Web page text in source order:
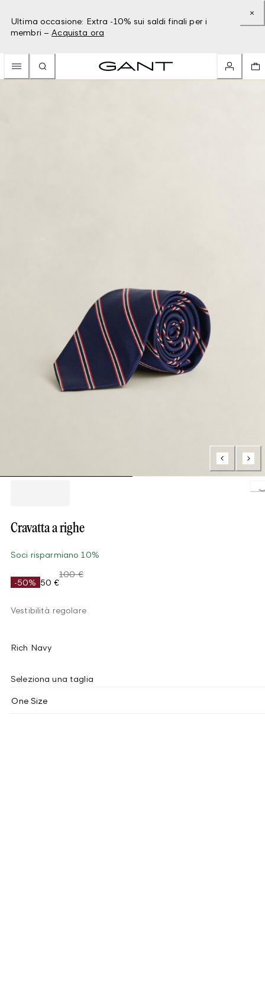
Ultima occasione: Extra -10% sui saldi finali per i
membri – Acquista ora
Cravatta a righe
Soci risparmiano 10%
-50% 50 €
100 €
Vestibilità regolare
Rich Navy
Seleziona una taglia
One Size